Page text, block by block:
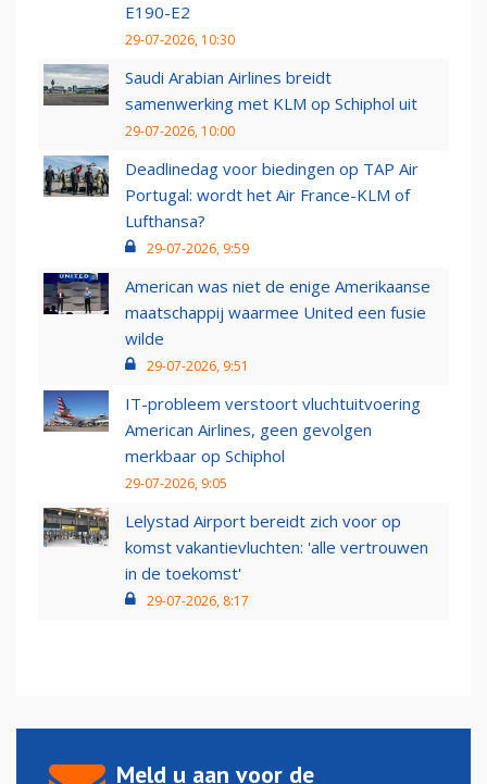
E190-E2
29-07-2026, 10:30
Saudi Arabian Airlines breidt
samenwerking met KLM op Schiphol uit
29-07-2026, 10:00
Deadlinedag voor biedingen op TAP Air
Portugal: wordt het Air France-KLM of
Lufthansa?
29-07-2026, 9:59
American was niet de enige Amerikaanse
maatschappij waarmee United een fusie
wilde
29-07-2026, 9:51
IT-probleem verstoort vluchtuitvoering
American Airlines, geen gevolgen
merkbaar op Schiphol
29-07-2026, 9:05
Lelystad Airport bereidt zich voor op
komst vakantievluchten: 'alle vertrouwen
in de toekomst'
29-07-2026, 8:17
Meld u aan voor de